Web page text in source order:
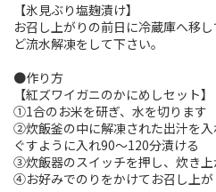
【氷見ぶり塩麹漬け】
お召し上がりの前日に冷蔵庫へ移
ど流水解凍をして下さい。
●作り方
【紅ズワイガニのかにめしセット】
①1合のお米を研ぎ、水を切ります
②炊飯釜の中に解凍された出汁を
ぐすように入れ90～120分漬ける
③炊飯器のスイッチを押し、炊き上
④お好みでのりをかけてお召し上が